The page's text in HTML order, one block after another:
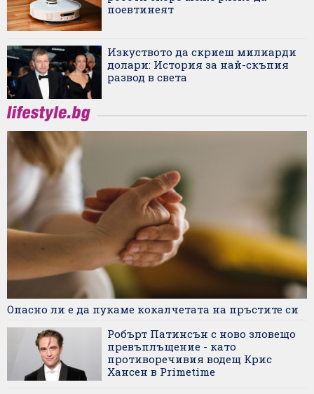
поевтинеят
Изкуството да скриеш милиарди
долари: История за най-скъпия
развод в света
Опасно ли е да пукаме кокалчетата на пръстите си
Робърт Патинсън с ново зловещо
превъплъщение - като
противоречивия водещ Крис
Хансен в Primetime